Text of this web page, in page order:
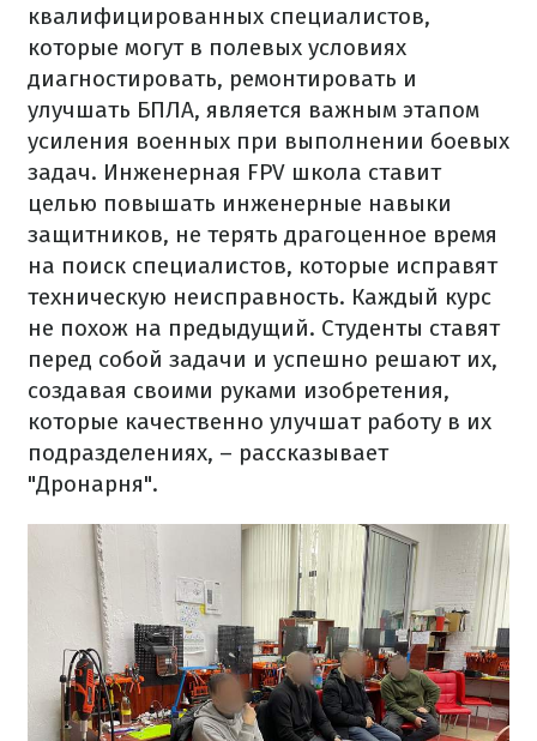
квалифицированных специалистов,
которые могут в полевых условиях
диагностировать, ремонтировать и
улучшать БПЛА, является важным этапом
усиления военных при выполнении боевых
задач. Инженерная FPV школа ставит
целью повышать инженерные навыки
защитников, не терять драгоценное время
на поиск специалистов, которые исправят
техническую неисправность. Каждый курс
не похож на предыдущий. Студенты ставят
перед собой задачи и успешно решают их,
создавая своими руками изобретения,
которые качественно улучшат работу в их
подразделениях, – рассказывает
"Дронарня".